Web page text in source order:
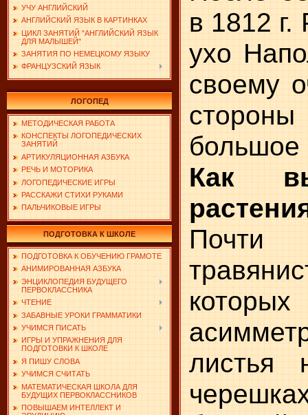
УЧУ АНГЛИЙСКИЙ
АНГЛИЙСКИЙ ЯЗЫК В КАРТИНКАХ
ЦИКЛ ЗАНЯТИЙ "АНГЛИЙСКИЙ ЯЗЫК
ДЛЯ МАЛЫШЕЙ"
ЗАНЯТИЯ ПО НЕМЕЦКОМУ ЯЗЫКУ
ФРАНЦУЗСКИЙ ЯЗЫК
ЛОГОПЕД
МЕТОДИЧЕСКАЯ РАБОТА
КОНСПЕКТЫ ЛОГОПЕДИЧЕСКИХ
ЗАНЯТИЙ
АРТИКУЛЯЦИОННАЯ АЗБУКА
РЕЧЬ И МОТОРИКА
ЛОГОПЕДИЧЕСКИЕ ИГРЫ
РАССКАЖИ СТИХИ РУКАМИ
ПАЛЬЧИКОВЫЕ ИГРЫ
ПОДГОТОВКА К ШКОЛЕ
ПОДГОТОВКА К ОБУЧЕНИЮ ГРАМОТЕ
АНИМИРОВАННАЯ АЗБУКА
ЭНЦИКЛОПЕДИЯ БУДУЩЕГО
ПЕРВОКЛАССНИКА
ЧТЕНИЕ
ЗАБАВНЫЕ УРОКИ ГРАММАТИКИ
УЧИМСЯ ПИСАТЬ
ИГРЫ И УПРАЖНЕНИЯ ДЛЯ
ПОДГОТОВКИ К ШКОЛЕ
Я ПИШУ СЛОВА
УЧИМСЯ СЧИТАТЬ
МАТЕМАТИЧЕСКАЯ ШКОЛА ДЛЯ
БУДУЩИХ ПЕРВОКЛАССНИКОВ
ПОВЫШАЕМ ИНТЕЛЛЕКТ И
в 1812 г.
ухо
своему
большое
Как
которых
листья